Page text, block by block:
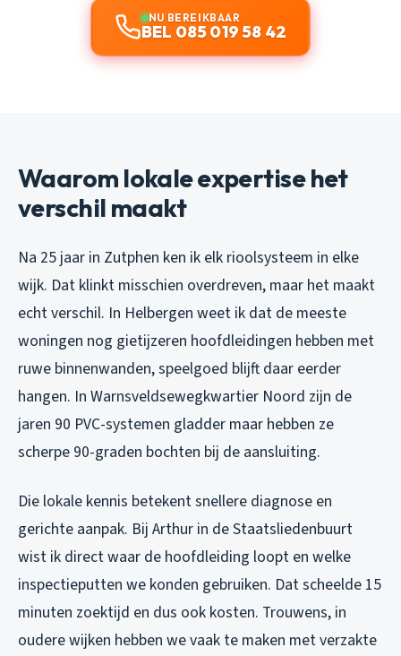
NU BEREIKBAAR
BEL 085 019 58 42
Waarom lokale expertise het
verschil maakt
Na 25 jaar in Zutphen ken ik elk rioolsysteem in elke
wijk. Dat klinkt misschien overdreven, maar het maakt
echt verschil. In Helbergen weet ik dat de meeste
woningen nog gietijzeren hoofdleidingen hebben met
ruwe binnenwanden, speelgoed blijft daar eerder
hangen. In Warnsveldsewegkwartier Noord zijn de
jaren 90 PVC-systemen gladder maar hebben ze
scherpe 90-graden bochten bij de aansluiting.
Die lokale kennis betekent snellere diagnose en
gerichte aanpak. Bij Arthur in de Staatsliedenbuurt
wist ik direct waar de hoofdleiding loopt en welke
inspectieputten we konden gebruiken. Dat scheelde 15
minuten zoektijd en dus ook kosten. Trouwens, in
oudere wijken hebben we vaak te maken met verzakte